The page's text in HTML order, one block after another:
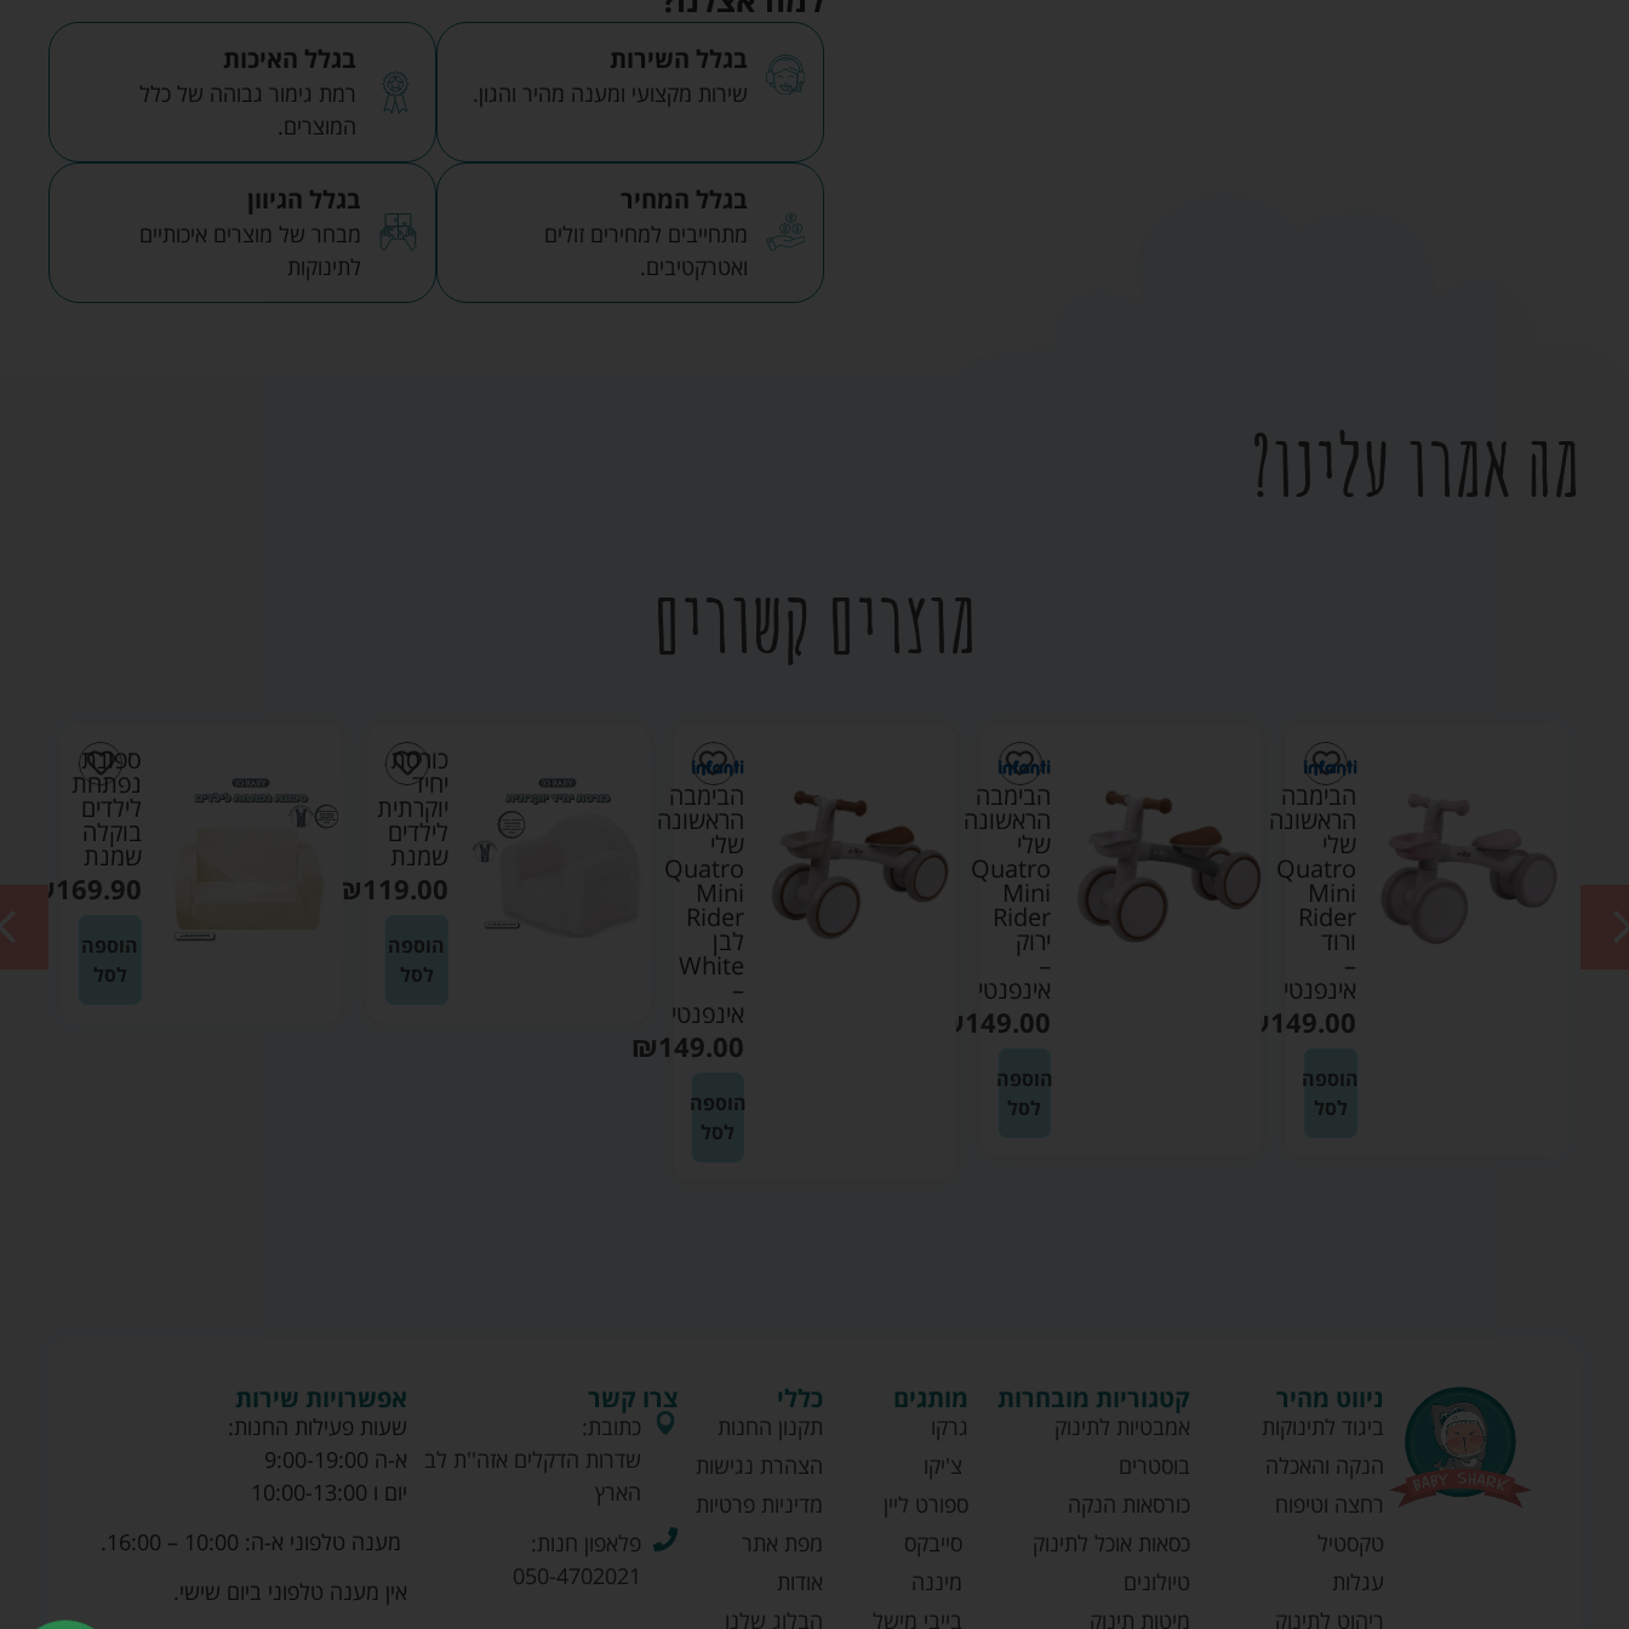
בגלל השירות
שירות מקצועי ומענה מהיר והגון.
בגלל האיכות
רמת גימור גבוהה של כלל
המוצרים.
בגלל המחיר
מתחייבים למחירים זולים
ואטרקטיבים.
בגלל הגיוון
מבחר של מוצרים איכותיים
לתינוקות
מה אמרו עלינו?
מוצרים קשורים
הבימבה
הראשונה
שלי
Quatro
Mini
Rider
ורוד
–
אינפנטי
₪149.00
הוספה
לסל
הבימבה
הראשונה
שלי
Quatro
Mini
Rider
ירוק
–
אינפנטי
₪149.00
הוספה
לסל
הבימבה
הראשונה
שלי
Quatro
Mini
Rider
לבן
White
–
אינפנטי
₪149.00
הוספה
לסל
כורסת
יחיד
יוקרתית
לילדים
שמנת
₪119.00
הוספה
לסל
ספונת
נפתחת
לילדים
בוקלה
שמנת
₪169.90
הוספה
לסל
ניווט מהיר
ביגוד לתינוקות
הנקה והאכלה
רחצה וטיפוח
טקסטיל
עגלות
ריהוט לתינוק
קטגוריות מובחרות
אמבטיות לתינוק
בוסטרים
כורסאות הנקה
כסאות אוכל לתינוק
טיולונים
מיטות תינוק
מותגים
גרקו
צ'יקו
ספורט ליין
סייבקס
מיננה
בייבי מישל
כללי
תקנון החנות
הצהרת נגישות
מדיניות פרטיות
מפת אתר
אודות
הבלוג שלנו
צרו קשר
כתובת:
שדרות הדקלים אזה''ת לב
הארץ
פלאפון חנות:
050-4702021
אפשרויות שירות
שעות פעילות החנות:
א-ה 9:00-19:00
יום ו 10:00-13:00
מענה טלפוני א-ה: 10:00 – 16:00.
אין מענה טלפוני ביום שישי.